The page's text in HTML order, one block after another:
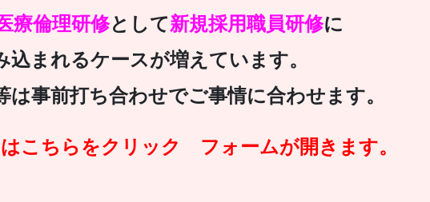
療倫理研修として新規採用職員研修に
込まれるケースが増えています。
は事前打ち合わせでご事情に合わせます。
こちらをクリック フォームが開きます。